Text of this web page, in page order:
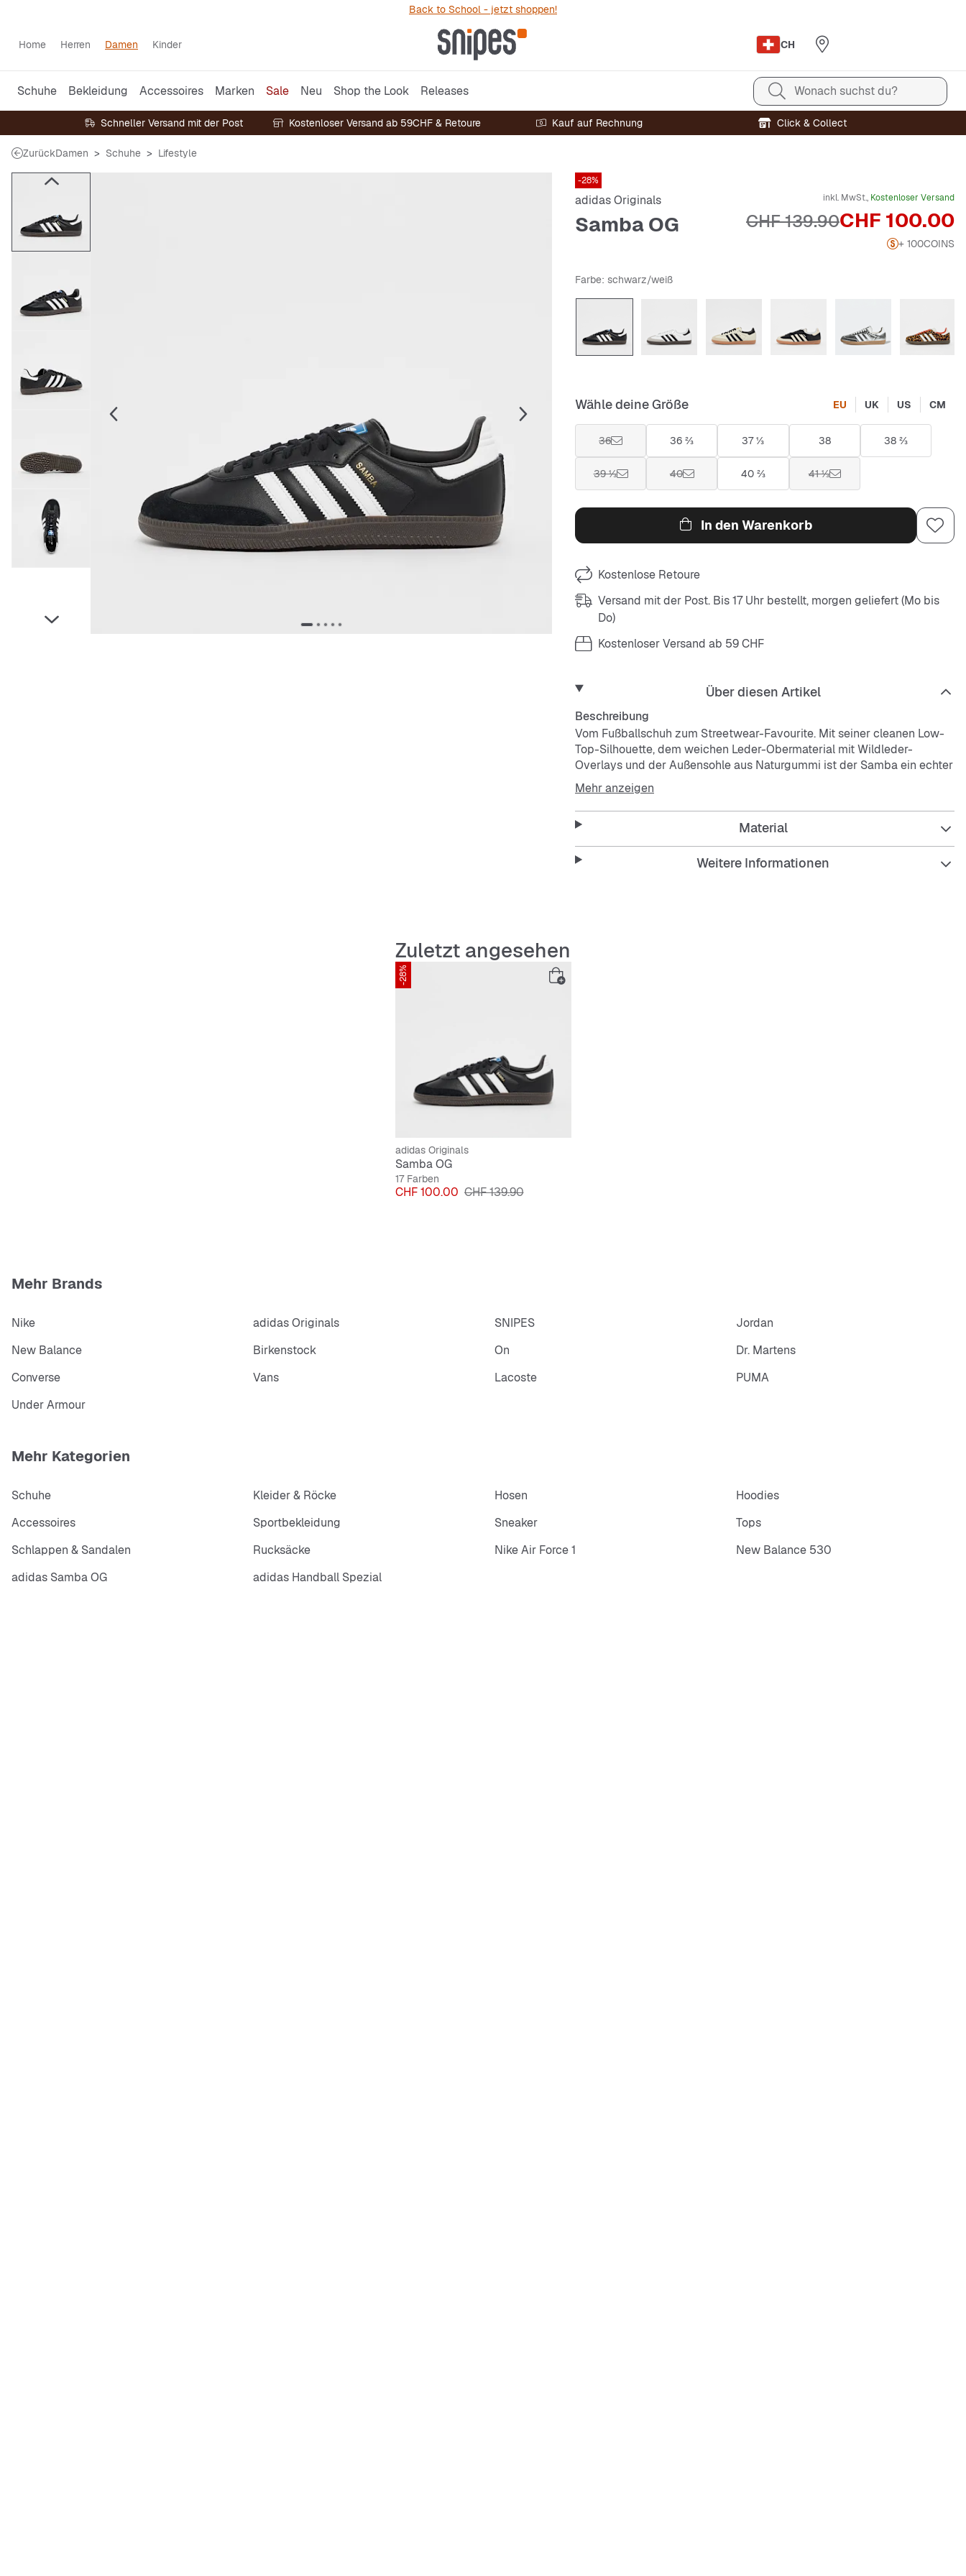
Back to School - jetzt shoppen!
Home Herren Damen Kinder CH
Schuhe Bekleidung Accessoires Marken Sale Neu Shop the Look Releases Wonach suchst du?
Schneller Versand mit der Post Kostenloser Versand ab 59CHF & Retoure Kauf auf Rechnung Click & Collect
ZurückDamen Schuhe Lifestyle
-28%
adidas Originals
Samba OG
inkl. MwSt., Kostenloser Versand
Preis
CHF 100.00
Originalpreis
CHF 139.90
+ 100COINS
Farbe: schwarz/weiß
Wähle deine Größe EU UK US CM
36 36 ⅔ 37 ⅓ 38 38 ⅔
39 ⅓ 40 40 ⅔ 41 ⅓
In den Warenkorb
Kostenlose Retoure
Versand mit der Post. Bis 17 Uhr bestellt, morgen geliefert (Mo bis
Do)
Kostenloser Versand ab 59 CHF
Über diesen Artikel
Beschreibung
Vom Fußballschuh zum Streetwear-Favourite. Mit seiner cleanen Low-
Top-Silhouette, dem weichen Leder-Obermaterial mit Wildleder-
Overlays und der Außensohle aus Naturgummi ist der Samba ein echter
Evergreen und passt einfach immer und überall.
Features:
Obermaterial aus Full-Grain-Leder mit Wildleder- und
Mehr anzeigen
Material
Weitere Informationen
Zuletzt angesehen
-28%
adidas Originals
Samba OG
17 Farben
Preis
CHF 100.00 Originalpreis
CHF 139.90
Mehr Brands
Nike adidas Originals SNIPES
Jordan
New Balance
Birkenstock On
Dr. Martens
Converse
Vans Lacoste
PUMA
Under Armour
Mehr Kategorien
Schuhe Kleider & Röcke Hosen
Hoodies
Accessoires
Sportbekleidung Sneaker
Tops
Schlappen & Sandalen
Rucksäcke Nike Air Force 1
New Balance 530
adidas Samba OG
adidas Handball Spezial